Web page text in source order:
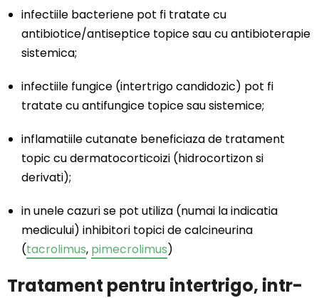
infectiile bacteriene pot fi tratate cu
antibiotice/antiseptice topice sau cu antibioterapie
sistemica;
infectiile fungice (intertrigo candidozic) pot fi
tratate cu antifungice topice sau sistemice;
inflamatiile cutanate beneficiaza de tratament
topic cu dermatocorticoizi (hidrocortizon si
derivati);
in unele cazuri se pot utiliza (numai la indicatia
medicului) inhibitori topici de calcineurina
(tacrolimus, pimecrolimus)
Tratament pentru intertrigo, intr-